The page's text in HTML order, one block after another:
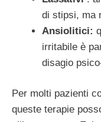
di stipsi, ma
Ansiolitici:
irritabile è
disagio
Per molti pazienti
queste terapie